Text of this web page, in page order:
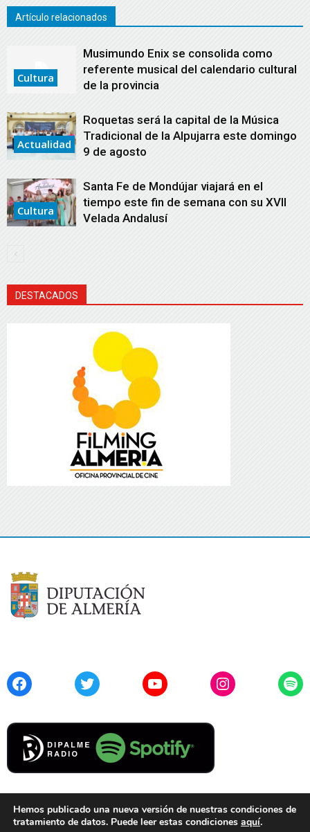
Artículo relacionados
Cultura
Musimundo Enix se consolida como
referente musical del calendario cultural
de la provincia
Actualidad
Roquetas será la capital de la Música
Tradicional de la Alpujarra este domingo
9 de agosto
Cultura
Santa Fe de Mondújar viajará en el
tiempo este fin de semana con su XVII
Velada Andalusí
DESTACADOS
FacebookTwitter YouTubeInstagram
Hemos publicado una nueva versión de nuestras condiciones de
tratamiento de datos. Puede leer estas condiciones aquí.